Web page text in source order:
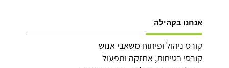
אנחנו בקהילה
קורס ניהול ופיתוח משאבי אנוש
קורסי בטיחות, אחזקה ותפעול